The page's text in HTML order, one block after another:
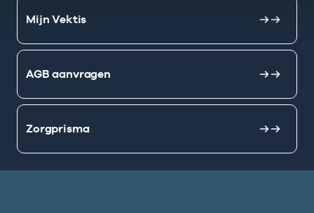
Mijn Vektis
AGB aanvragen
Zorgprisma